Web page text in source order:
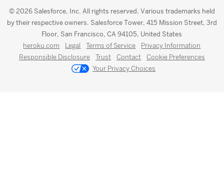
© 2026 Salesforce, Inc. All rights reserved. Various trademarks held
by their respective owners. Salesforce Tower, 415 Mission Street, 3rd
Floor, San Francisco, CA 94105, United States
heroku.com Legal Terms of Service
Privacy Information
Responsible Disclosure
Trust Contact
Cookie Preferences
Your Privacy Choices